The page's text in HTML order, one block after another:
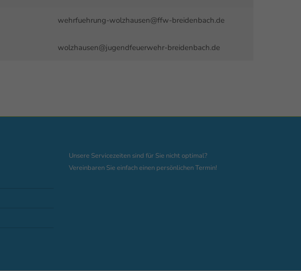
wehrfuehrung-wolzhausen@ffw-breidenbach.de
wolzhausen@jugendfeuerwehr-breidenbach.de
Unsere Servicezeiten sind für Sie nicht optimal?
Vereinbaren Sie einfach einen persönlichen Termin!